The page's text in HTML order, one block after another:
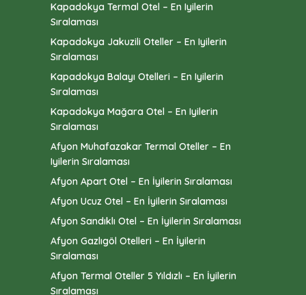
Kapadokya Termal Otel – En Iyilerin
Sıralaması
Kapadokya Jakuzili Oteller – En Iyilerin
Sıralaması
Kapadokya Balayı Otelleri – En Iyilerin
Sıralaması
Kapadokya Mağara Otel – En Iyilerin
Sıralaması
Afyon Muhafazakar Termal Oteller – En
Iyilerin Sıralaması
Afyon Apart Otel – En İyilerin Sıralaması
Afyon Ucuz Otel – En İyilerin Sıralaması
Afyon Sandıklı Otel – En İyilerin Sıralaması
Afyon Gazlıgöl Otelleri – En İyilerin
Sıralaması
Afyon Termal Oteller 5 Yıldızlı – En İyilerin
Sıralaması